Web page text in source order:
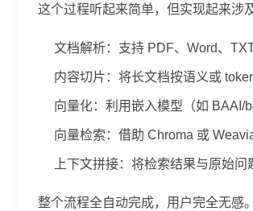
这个过程听起来简单，但实现起来涉
文档解析：支持 PDF、Word、
内容切片：将长文档按语义或
向量化：利用嵌入模型（如 BAAI/
向量检索：借助 Chroma 或
上下文拼接：将检索结果与原始
整个流程全自动完成，用户完全无感